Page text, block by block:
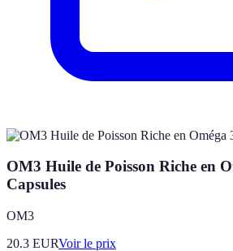
OM3 Huile de Poisson Riche en
Capsules
OM3
20.3 EURVoir le prix